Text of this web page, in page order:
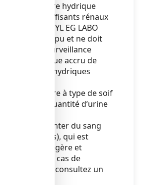
à l’équilibre hydrique
exemple insuffisants rénaux
BISACODYL EG LABO
être interrompu et ne doit
que sous surveillance
raison du risque accru de
par pertes hydriques
peuvent être à type de soif
de la quantité d’urine
peuvent présenter du sang
(rectorragies), qui est
d'intensité légère et
résolutif. En cas de
rectorragies, consultez un